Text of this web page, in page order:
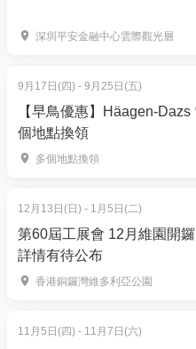
Aladdin - A Whole New
【入場須知及注意事項】
為了確保所有觀眾的觀賞
準時到達： 音樂會將於開
入口。一旦入口關閉，嚴
到入場安排。補償安排：
獲安排改期至其他場次，
退款。
深圳平安金融中心雲際觀光層
9月17日(四) - 9月25日(五)
【早鳥優惠】Häagen-
個地點換領
多個地點換領
12月13日(日) - 1月5日(二)
第60屆工展會 12月維園開
詳情有待公布
香港銅鑼灣維多利亞公園
11月5日(四) - 11月7日(六)